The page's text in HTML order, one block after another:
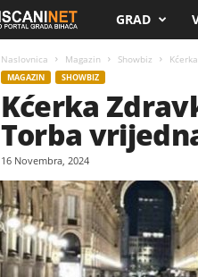
s
c
n
i
GRAD
Naslovnica Magazin Showbiz
MAGAZIN SHOWBIZ
Kćerka
Torba
16 Novembra, 2024